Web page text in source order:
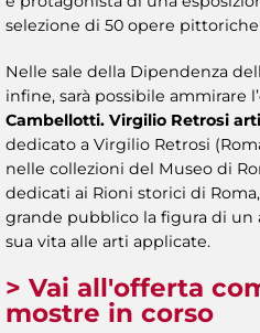
selezione di 50 opere
Nelle sale della Dipendenza
infine, sarà possibile ammirare
Cambellotti. Virgilio Retrosi
dedicato a Virgilio Retrosi
nelle collezioni del Museo di
dedicati ai Rioni storici di
grande pubblico la figura di un
sua vita alle arti applicate.
> Vai all'offerta
mostre in corso